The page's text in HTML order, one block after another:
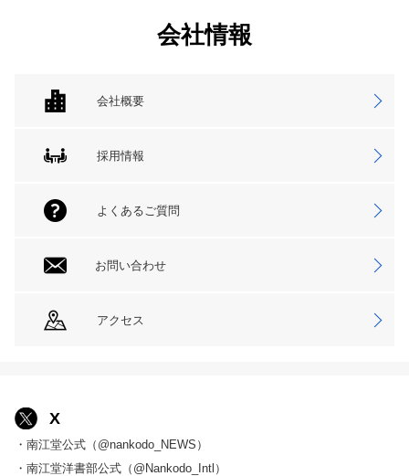
会社情報
会社概要
採用情報
よくあるご質問
お問い合わせ
アクセス
X
・南江堂公式（@nankodo_NEWS）
・南江堂洋書部公式（@Nankodo_Intl）